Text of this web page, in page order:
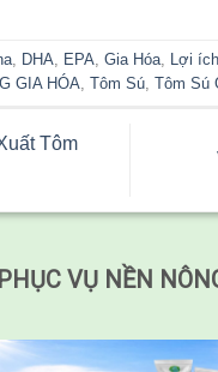
, DHA, EPA,Gia Hóa, Lợi ích
GIA HÓA,Tôm Sú,Tôm Sú
Tôm
VỤ NỀN